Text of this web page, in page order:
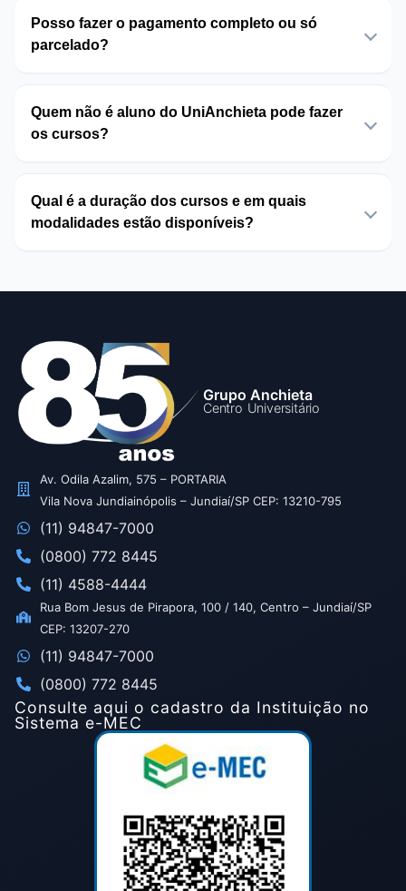
Posso fazer o pagamento completo ou só
parcelado?
Quem não é aluno do UniAnchieta pode fazer
os cursos?
Qual é a duração dos cursos e em quais
modalidades estão disponíveis?
Grupo Anchieta
Centro Universitário
Av. Odila Azalim, 575 – PORTARIA
Vila Nova Jundiainópolis – Jundiaí/SP CEP: 13210-795
(11) 94847-7000
(0800) 772 8445
(11) 4588-4444
Rua Bom Jesus de Pirapora, 100 / 140, Centro – Jundiaí/SP
CEP: 13207-270
(11) 94847-7000
(0800) 772 8445
Consulte aqui o cadastro da Instituição no
Sistema e-MEC